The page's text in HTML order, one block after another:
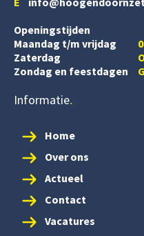
Openingstijden
Maandag t/m vrijdag
Zaterdag
Zondag en feestdagen
Informatie
Home
Over ons
Actueel
Contact
Vacatures